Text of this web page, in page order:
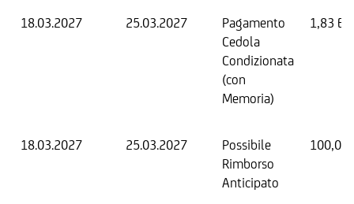
18.03.2027 25.03.2027
Pagamento
Cedola
Condizionata
(con
Memoria)
1,83
18.03.2027 25.03.2027
Possibile
Rimborso
Anticipato
100,00